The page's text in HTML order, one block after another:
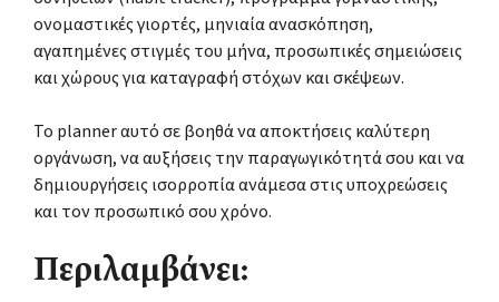
ονομαστικές γιορτές, μηνιαία ανασκόπηση,
αγαπημένες στιγμές του μήνα, προσωπικές σημειώσεις
και χώρους για καταγραφή στόχων και σκέψεων.
Το planner αυτό σε βοηθά να αποκτήσεις καλύτερη
οργάνωση, να αυξήσεις την παραγωγικότητά σου και να
δημιουργήσεις ισορροπία ανάμεσα στις υποχρεώσεις
και τον προσωπικό σου χρόνο.
Περιλαμβάνει: